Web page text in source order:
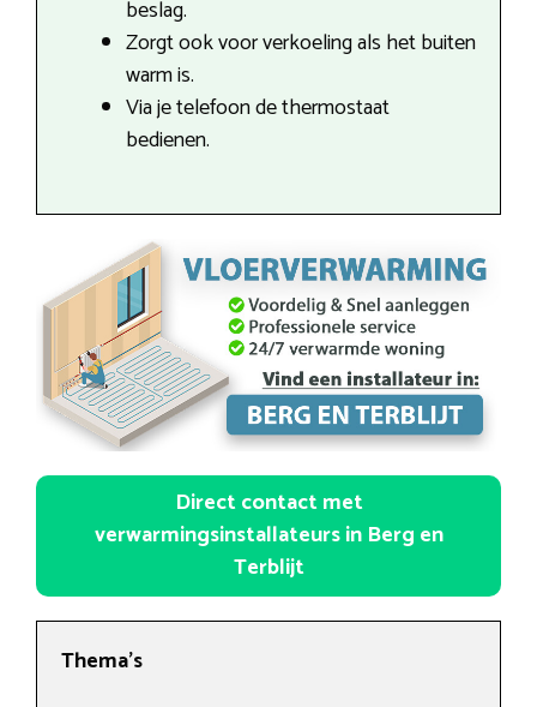
beslag.
Zorgt ook voor verkoeling als het buiten
warm is.
Via je telefoon de thermostaat
bedienen.
Direct contact met
verwarmingsinstallateurs in Berg en
Terblijt
Thema’s